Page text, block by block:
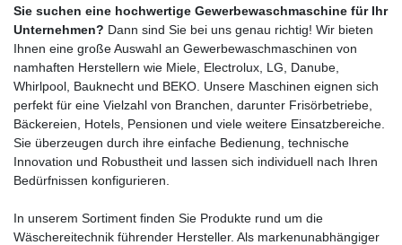
Sie suchen eine hochwertige Gewerbewaschmaschine für Ihr
Unternehmen? Dann sind Sie bei uns genau richtig! Wir bieten
Ihnen eine große Auswahl an Gewerbewaschmaschinen von
namhaften Herstellern wie Miele, Electrolux, LG, Danube,
Whirlpool, Bauknecht und BEKO. Unsere Maschinen eignen sich
perfekt für eine Vielzahl von Branchen, darunter Frisörbetriebe,
Bäckereien, Hotels, Pensionen und viele weitere Einsatzbereiche.
Sie überzeugen durch ihre einfache Bedienung, technische
Innovation und Robustheit und lassen sich individuell nach Ihren
Bedürfnissen konfigurieren.
In unserem Sortiment finden Sie Produkte rund um die
Wäschereitechnik führender Hersteller. Als markenunabhängiger